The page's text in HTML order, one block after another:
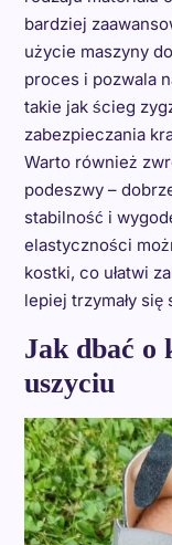
bardziej
użycie maszyny
proces i pozwala
takie jak ścieg
zabezpieczania
Warto również
podeszwy –
stabilność i
elastyczności
kostki, co ułatwi
lepiej trzymały się
Jak dbać o
uszyciu